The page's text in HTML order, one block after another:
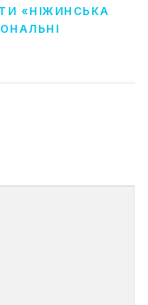
«НІЖИНСЬКА